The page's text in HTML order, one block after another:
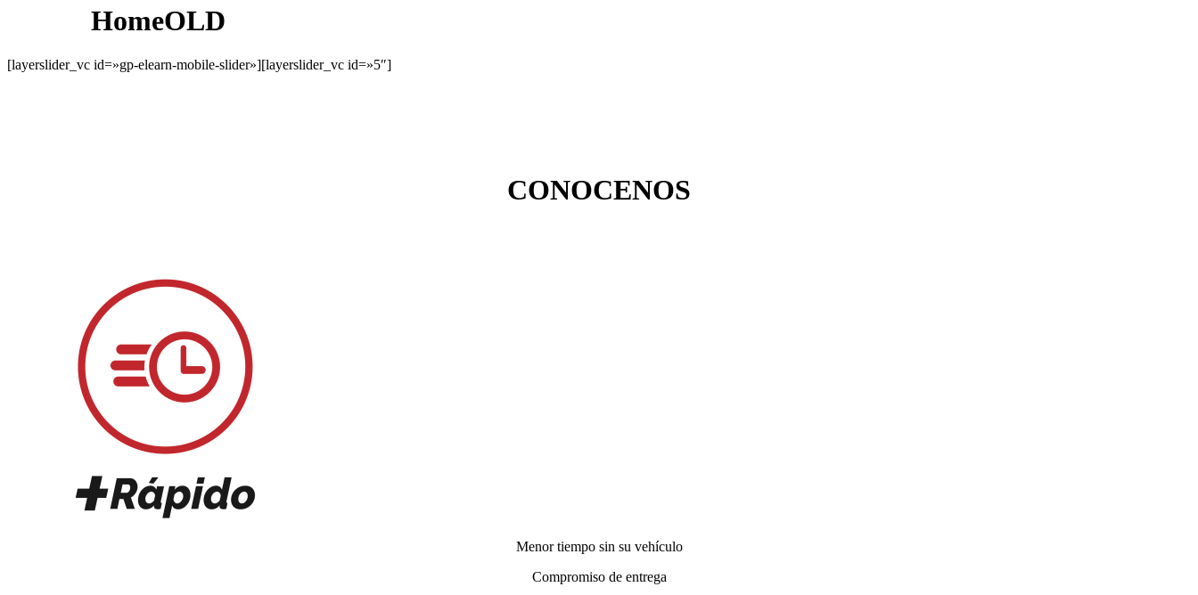
HomeOLD
[layerslider_vc id=»gp-elearn-mobile-slider»][layerslider_vc id=»5″]
CONOCENOS
Menor tiempo sin su vehículo
Compromiso de entrega